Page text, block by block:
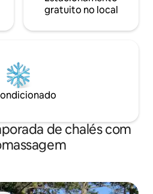
gratuito no local
de chalés com